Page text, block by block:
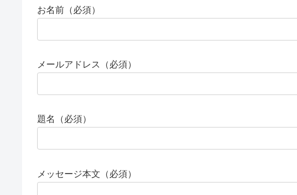
お名前（必須）
メールアドレス（必須）
題名（必須）
メッセージ本文（必須）